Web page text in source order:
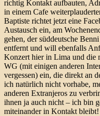
richtig Kontakt aufbauten,
in einem Cafe
Baptiste richtet jetzt eine
Austausch ein, am
gehen, der süddeutsche
entfernt und will ebenfalls
Konzert hier in Lima und die
WG (mit einigen anderen
vergessen) ein, die direkt an
ich natürlich nicht vorhabe,
anderen Extranjeros zu
ihnen ja auch nicht – ich bin
miteinander in Kontakt bleibt!